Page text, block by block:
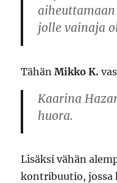
jolle vainaja
TähänMikko K.
Kaarina
huora.
Lisäksi vähän
kontribuutio, jossa